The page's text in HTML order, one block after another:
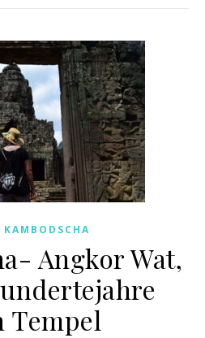
KAMBODSCHA
Angkor Wat,
Tempel